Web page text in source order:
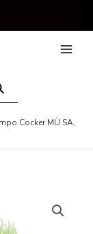
Cocker MÜ SA,